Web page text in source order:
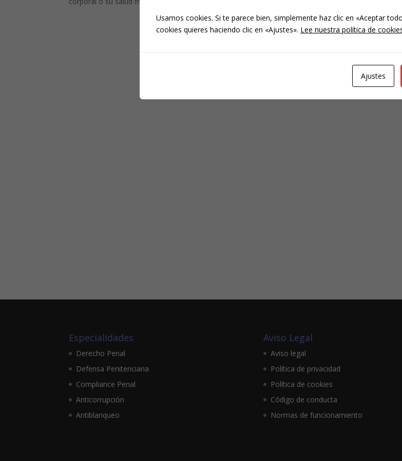
Especialidades
Derecho Penal
Defensa Penitenciaria
Compliance Penal
Anticorrupción
Antiblanqueo
Aviso Legal
Aviso legal
Política de privacidad
Política de cookies
Código de conducta
Normas de funcionamiento
Usamos cookies. Si te parece bien, simplemente haz clic en «Aceptar
cookies quieres haciendo clic en «Ajustes». Lee nuestra política de
Ajustes